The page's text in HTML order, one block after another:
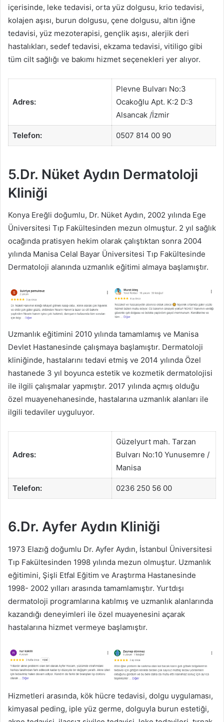
içerisinde, leke tedavisi, orta yüz dolgusu, krio tedavisi,
kolajen aşısı, burun dolgusu, çene dolgusu, altın iğne
tedavisi, yüz mezoterapisi, gençlik aşısı, alerjik deri
hastalıkları, sedef tedavisi, ekzama tedavisi, vitiligo gibi
tüm cilt sağlığı ve bakımı hizmet seçenekleri yer alıyor.
Adres:
Plevne Bulvarı No:3
Ocakoğlu Apt. K:2 D:3
Alsancak /İzmir
Telefon: 0507 814 00 90
5.Dr. Nüket Aydın Dermatoloji
Kliniği
Konya Ereğli doğumlu, Dr. Nüket Aydın, 2002 yılında Ege
Üniversitesi Tıp Fakültesinden mezun olmuştur. 2 yıl sağlık
ocağında pratisyen hekim olarak çalıştıktan sonra 2004
yılında Manisa Celal Bayar Üniversitesi Tıp Fakültesinde
Dermatoloji alanında uzmanlık eğitimi almaya başlamıştır.
Uzmanlık eğitimini 2010 yılında tamamlamış ve Manisa
Devlet Hastanesinde çalışmaya başlamıştır. Dermatoloji
kliniğinde, hastalarını tedavi etmiş ve 2014 yılında Özel
hastanede 3 yıl boyunca estetik ve kozmetik dermatolojisi
ile ilgili çalışmalar yapmıştır. 2017 yılında açmış olduğu
özel muayenehanesinde, hastalarına uzmanlık alanları ile
ilgili tedaviler uyguluyor.
Adres:
Güzelyurt mah. Tarzan
Bulvarı No:10 Yunusemre /
Manisa
Telefon: 0236 250 56 00
6.Dr. Ayfer Aydın Kliniği
1973 Elazığ doğumlu Dr. Ayfer Aydın, İstanbul Üniversitesi
Tıp Fakültesinden 1998 yılında mezun olmuştur. Uzmanlık
eğitimini, Şişli Etfal Eğitim ve Araştırma Hastanesinde
1998- 2002 yılları arasında tamamlamıştır. Yurtdışı
dermatoloji programlarına katılmış ve uzmanlık alanlarında
kazandığı deneyimleri ile özel muayenesini açarak
hastalarına hizmet vermeye başlamıştır.
Hizmetleri arasında, kök hücre tedavisi, dolgu uygulaması,
kimyasal peding, iple yüz germe, dolguyla burun estetiği,